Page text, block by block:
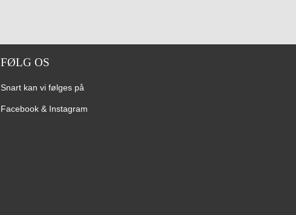
FØLG OS
Snart kan vi følges på
Facebook & Instagram